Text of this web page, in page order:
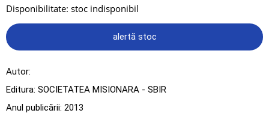
Disponibilitate: stoc indisponibil
alertă stoc
Autor:
Editura: SOCIETATEA MISIONARA - SBIR
Anul publicării: 2013